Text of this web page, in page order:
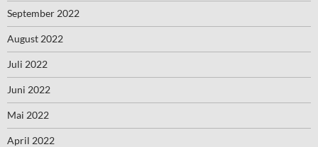
September 2022
August 2022
Juli 2022
Juni 2022
Mai 2022
April 2022